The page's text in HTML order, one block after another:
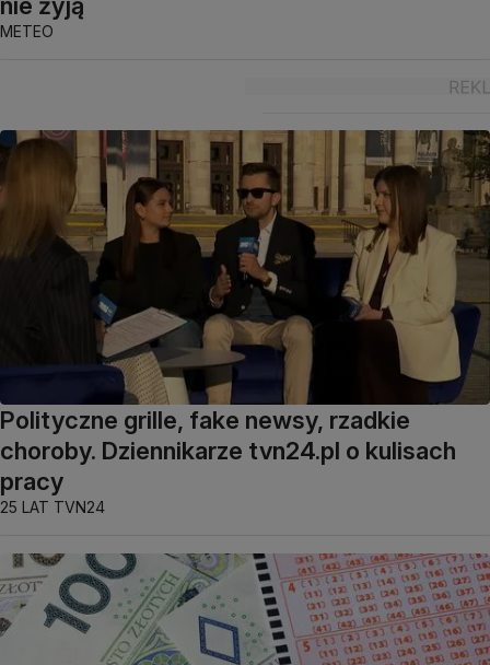
METEO
Polityczne grille, fake newsy, rzadkie
choroby. Dziennikarze tvn24.pl o kulisach
pracy
25 LAT TVN24